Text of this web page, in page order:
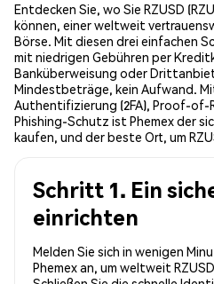
Entdecken Sie, wo Sie RZUSD
können, einer weltweit
Börse. Mit diesen drei einfachen
mit niedrigen Gebühren per
Banküberweisung oder
Mindestbeträge, kein Aufwand.
Authentifizierung (2FA), Proof-of-
Phishing-Schutz ist Phemex der
kaufen, und der beste Ort, um
Schritt 1. Ein
einrichten
Melden Sie sich in wenigen
Phemex an, um weltweit